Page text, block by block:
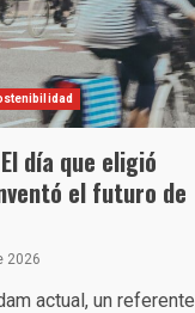
día que eligió
el futuro de
2026
actual, un referente